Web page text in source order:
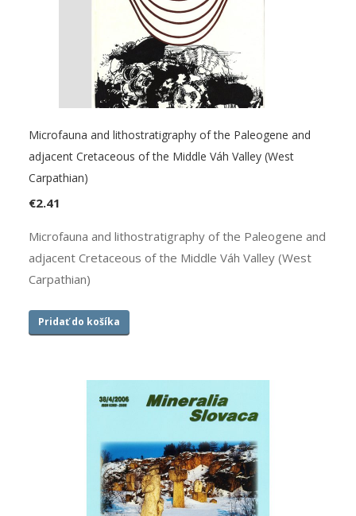
Microfauna and lithostratigraphy of the Paleogene and
adjacent Cretaceous of the Middle Váh Valley (West
Carpathian)
€2.41
Microfauna and lithostratigraphy of the Paleogene and
adjacent Cretaceous of the Middle Váh Valley (West
Carpathian)
Pridať do košíka